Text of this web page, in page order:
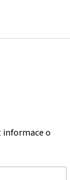
informace o